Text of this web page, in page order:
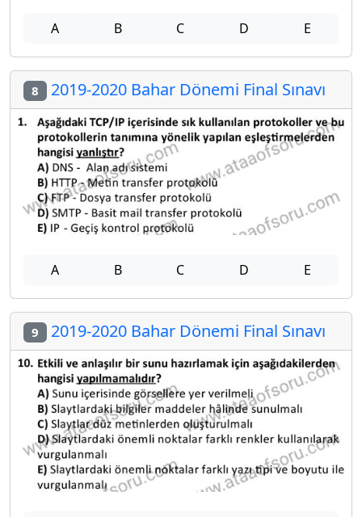
A B C D E
8 2019-2020 Bahar Dönemi Final Sınavı
A B C D E
9 2019-2020 Bahar Dönemi Final Sınavı